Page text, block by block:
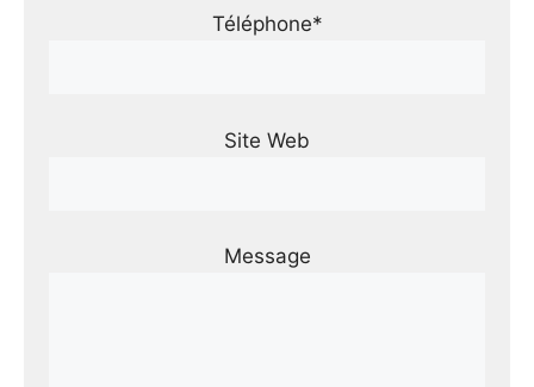
Téléphone*
Site Web
Message